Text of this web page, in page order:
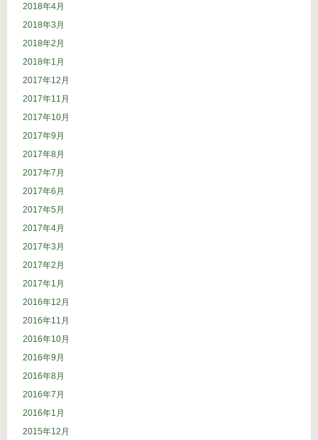
2018年4月
2018年3月
2018年2月
2018年1月
2017年12月
2017年11月
2017年10月
2017年9月
2017年8月
2017年7月
2017年6月
2017年5月
2017年4月
2017年3月
2017年2月
2017年1月
2016年12月
2016年11月
2016年10月
2016年9月
2016年8月
2016年7月
2016年1月
2015年12月